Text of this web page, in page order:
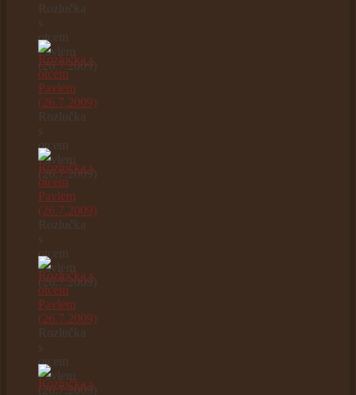
Rozlučka
s
otcem
Pavlem
(26.7.2009)
Rozlučka
s
otcem
Pavlem
(26.7.2009)
Rozlučka
s
otcem
Pavlem
(26.7.2009)
Rozlučka
s
otcem
Pavlem
(26.7.2009)